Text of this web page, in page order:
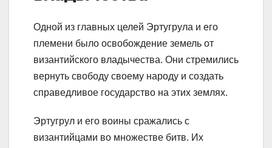
Одной из главных целей Эртугрула и его
племени было освобождение земель от
византийского владычества. Они стремились
вернуть свободу своему народу и создать
справедливое государство на этих землях.
Эртугрул и его воины сражались с
византийцами во множестве битв. Их